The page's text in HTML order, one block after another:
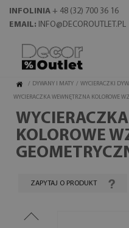
INFOLINIA + 48 (32) 700 36 16
EMAIL: INFO@DECOROUTLET.PL
/ DYWANY I MATY / WYCIERACZKI
WYCIERACZKA WEWNĘTRZNA KOLOROWE
KOLOROWE
ZAPYTAJ O PRODUKT